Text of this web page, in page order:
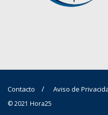
Contacto Aviso de
© 2021 Hora25